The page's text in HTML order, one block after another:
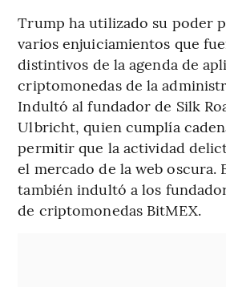
Trump ha utilizado su poder
varios enjuiciamientos que
distintivos de la agenda de
criptomonedas de la
Indultó al fundador de Silk
Ulbricht, quien cumplía
permitir que la actividad
el mercado de la web oscura.
también indultó a los
de criptomonedas BitMEX.